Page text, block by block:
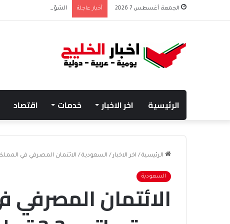
الجمعة, أغسطس 7 2026 أخبار عاجلة الشؤون الإسلامية تطلق
الرئيسية اخر الاخبار خدمات اقتصاد
الرئيسية / اخر الاخبار / السعودية / الائتمان المصرفي في المملكة عند أعلى مستوياته
السعودية
الائتمان